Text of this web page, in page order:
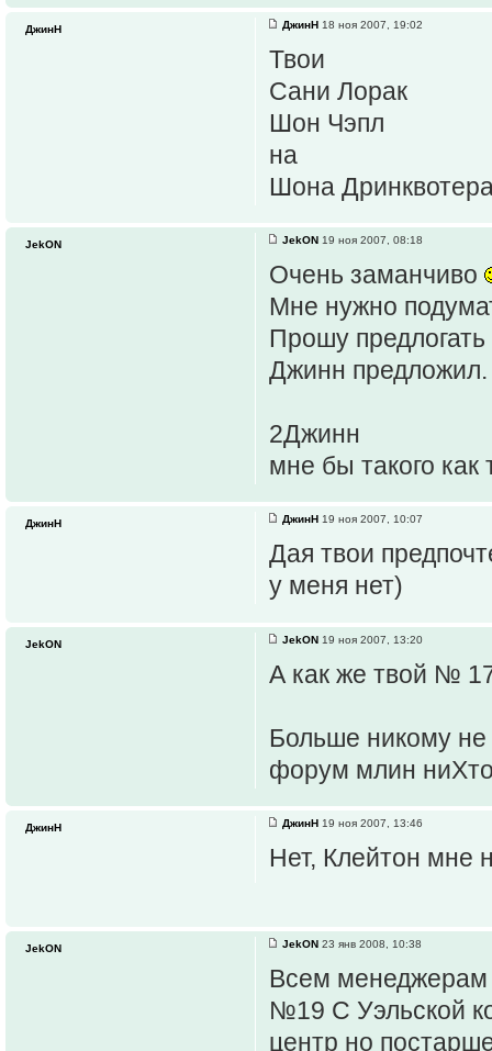
ДжинН 18 ноя 2007, 19:02
Твои
Сани Лорак
Шон Чэпл
на
Шона
ДжинН
JekON 19 ноя 2007, 08:18
Очень заманчиво
Мне нужно
Прошу
Джинн предложил.
2Джинн
мне бы такого
JekON
ДжинН 19 ноя 2007, 10:07
Дая твои
у меня нет)
ДжинН
JekON 19 ноя 2007, 13:20
А как же твой №
Больше никому не
форум млин
JekON
ДжинН 19 ноя 2007, 13:46
Нет, Клейтон мне
ДжинН
JekON 23 янв 2008, 10:38
Всем менеджерам
№19 С Уэльской
центр но
JekON